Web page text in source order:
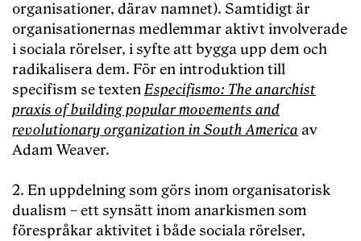
organisationer, därav namnet). Samtidigt är
organisationernas medlemmar aktivt involverade
i sociala rörelser, i syfte att bygga upp dem och
radikalisera dem. För en introduktion till
specifism se textenEspecifismo: The anarchist
praxis of building popular movements and
revolutionary organization in South America av
Adam Weaver.
2. En uppdelning som görs inom organisatorisk
dualism – ett synsätt inom anarkismen som
förespråkar aktivitet i både sociala rörelser,